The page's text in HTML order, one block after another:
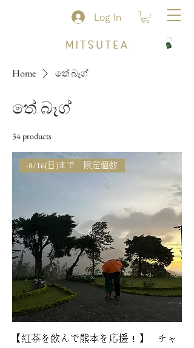
Log In
Home තේ බෑග්
තේ බෑග්
34 products
-8/16(日)まで 限定個数
【紅茶を飲んで熊本を応援！】 チャ